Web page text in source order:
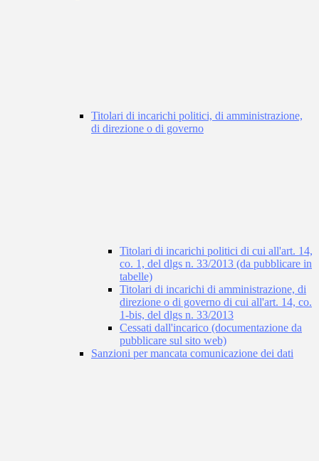
Titolari di incarichi politici, di amministrazione,
di direzione o di governo
Titolari di incarichi politici di cui all'art. 14,
co. 1, del dlgs n. 33/2013 (da pubblicare in
tabelle)
Titolari di incarichi di amministrazione, di
direzione o di governo di cui all'art. 14, co.
1-bis, del dlgs n. 33/2013
Cessati dall'incarico (documentazione da
pubblicare sul sito web)
Sanzioni per mancata comunicazione dei dati